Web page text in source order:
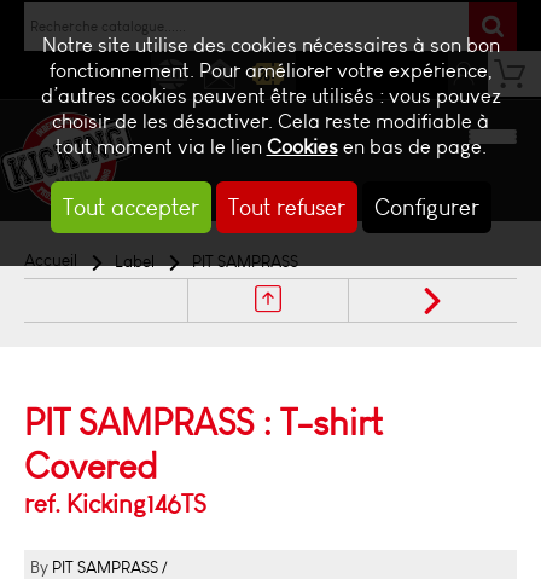
Notre site utilise des cookies nécessaires à son bon
fonctionnement. Pour améliorer votre expérience,
d’autres cookies peuvent être utilisés : vous pouvez
choisir de les désactiver. Cela reste modifiable à
tout moment via le lienCookiesen bas de page.
Tout accepter Tout refuser Configurer
NEWS CONTACTBILLETTERIE
Accueil Label PIT SAMPRASS
PIT SAMPRASS : T-shirt
Covered
ref. Kicking146TS
PIT SAMPRASS